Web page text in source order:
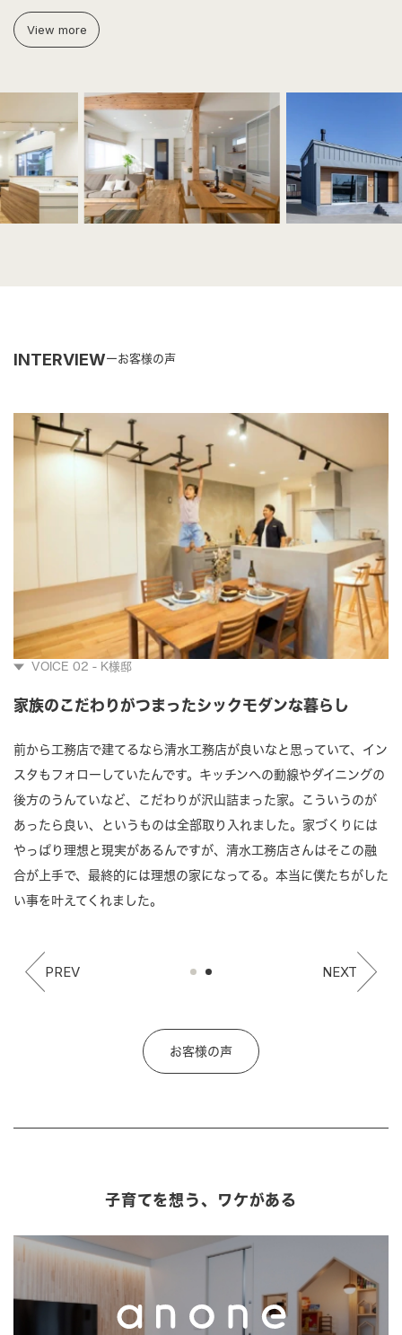
View more
INTERVIEW お客様の声
VOICE 02 - K様邸
家族のこだわりがつまったシックモダンな暮らし
前から工務店で建てるなら清水工務店が良いなと思っていて、イン
スタもフォローしていたんです。キッチンへの動線やダイニングの
後方のうんていなど、こだわりが沢山詰まった家。こういうのが
あったら良い、というものは全部取り入れました。家づくりには
やっぱり理想と現実があるんですが、清水工務店さんはそこの融
合が上手で、最終的には理想の家になってる。本当に僕たちがした
い事を叶えてくれました。
PREV NEXT
お客様の声
子育てを想う、ワケがある